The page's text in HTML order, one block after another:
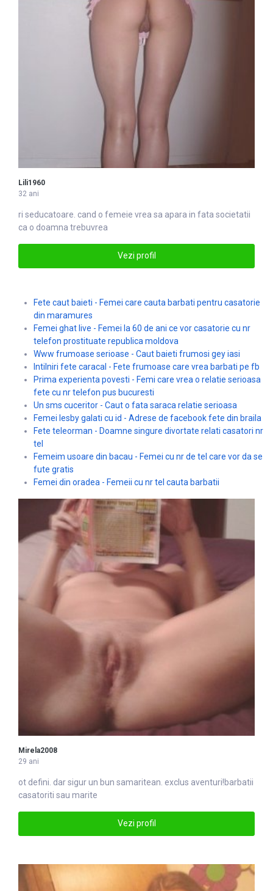
Lili1960
32 ani
ri seducatoare. cand o femeie vrea sa apara in fata societatii
ca o doamna trebuvrea
Vezi profil
Fete caut baieti - Femei care cauta barbati pentru casatorie
din maramures
Femei ghat live - Femei la 60 de ani ce vor casatorie cu nr
telefon prostituate republica moldova
Www frumoase serioase - Caut baieti frumosi gey iasi
Intilniri fete caracal - Fete frumoase care vrea barbati pe fb
Prima experienta povesti - Femi care vrea o relatie serioasa
fete cu nr telefon pus bucuresti
Un sms cuceritor - Caut o fata saraca relatie serioasa
Femei lesby galati cu id - Adrese de facebook fete din braila
Fete teleorman - Doamne singure divortate relati casatori nr
tel
Femeim usoare din bacau - Femei cu nr de tel care vor da se
fute gratis
Femei din oradea - Femeii cu nr tel cauta barbatii
Mirela2008
29 ani
ot defini. dar sigur un bun samaritean. exclus aventuri!barbatii
casatoriti sau marite
Vezi profil